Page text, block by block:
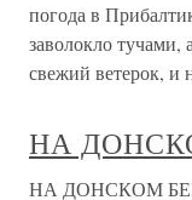
погода в
заволокло тучами,
свежий ветерок, и
НА
НА ДОНСКОМ